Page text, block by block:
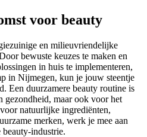
voor beauty
en milieuvriendelijke
bewuste keuzes te maken en
in huis te implementeren,
in Nijmegen, kun je jouw steentje
Een duurzamere beauty routine is
gezondheid, maar ook voor het
natuurlijke ingrediënten,
merken, werk je mee aan
beauty-industrie.